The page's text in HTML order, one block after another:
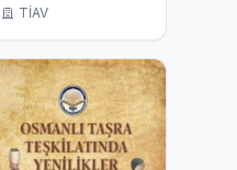
TİAV